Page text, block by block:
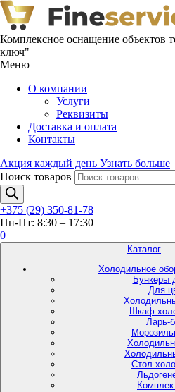
Комплексное оснащение объектов
ключ"
Меню
О компании
Услуги
Реквизиты
Доставка и оплата
Контакты
Акция каждый день Узнать больше
Поиск товаров
+375 (29) 350-81-78
Пн-Пт: 8:30 – 17:30
0
Каталог
Холодильное
Бункеры
Для
Шкаф
Ларь-
Стол